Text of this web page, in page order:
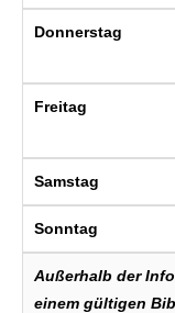
Außerhalb der
einem gültigen